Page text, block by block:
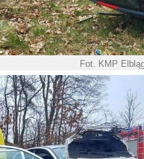
Fot. KMP